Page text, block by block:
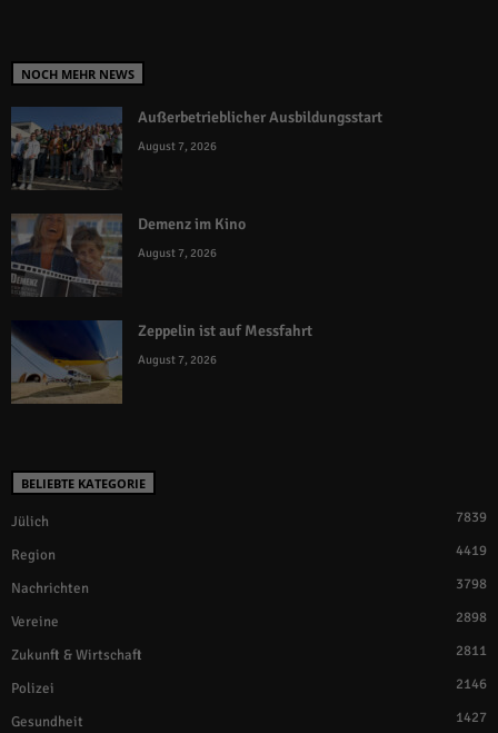
NOCH MEHR NEWS
Außerbetrieblicher Ausbildungsstart
August 7, 2026
Demenz im Kino
August 7, 2026
Zeppelin ist auf Messfahrt
August 7, 2026
BELIEBTE KATEGORIE
Jülich 7839
Region 4419
Nachrichten 3798
Vereine 2898
Zukunft & Wirtschaft 2811
Polizei 2146
Gesundheit 1427